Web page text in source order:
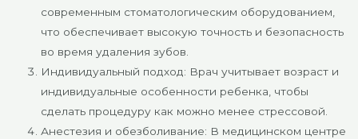
современным стоматологическим оборудованием,
что обеспечивает высокую точность и безопасность
во время удаления зубов.
Индивидуальный подход: Врач учитывает возраст и
индивидуальные особенности ребенка, чтобы
сделать процедуру как можно менее стрессовой.
Анестезия и обезболивание: В медицинском центре